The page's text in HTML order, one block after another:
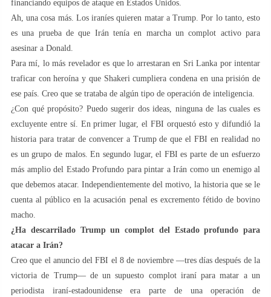
financiando equipos de ataque en Estados Unidos.
Ah, una cosa más. Los iraníes quieren matar a Trump. Por lo tanto, esto
es una prueba de que Irán tenía en marcha un complot activo para
asesinar a Donald.
Para mí, lo más revelador es que lo arrestaran en Sri Lanka por intentar
traficar con heroína y que Shakeri cumpliera condena en una prisión de
ese país. Creo que se trataba de algún tipo de operación de inteligencia.
¿Con qué propósito? Puedo sugerir dos ideas, ninguna de las cuales es
excluyente entre sí. En primer lugar, el FBI orquestó esto y difundió la
historia para tratar de convencer a Trump de que el FBI en realidad no
es un grupo de malos. En segundo lugar, el FBI es parte de un esfuerzo
más amplio del Estado Profundo para pintar a Irán como un enemigo al
que debemos atacar. Independientemente del motivo, la historia que se le
cuenta al público en la acusación penal es excremento fétido de bovino
macho.
¿Ha descarrilado Trump un complot del Estado profundo para
atacar a Irán?
Creo que el anuncio del FBI el 8 de noviembre —tres días después de la
victoria de Trump— de un supuesto complot iraní para matar a un
periodista iraní-estadounidense era parte de una operación de